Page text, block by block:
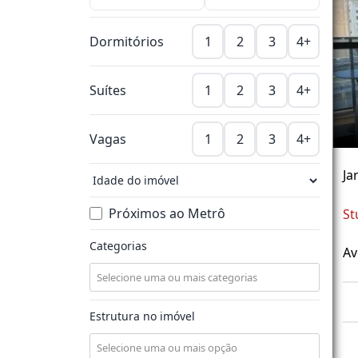
Dormitórios 1 2 3 4+
Suítes 1 2 3 4+
Vagas 1 2 3 4+
Próximos ao Metrô
Categorias
Estrutura no imóvel